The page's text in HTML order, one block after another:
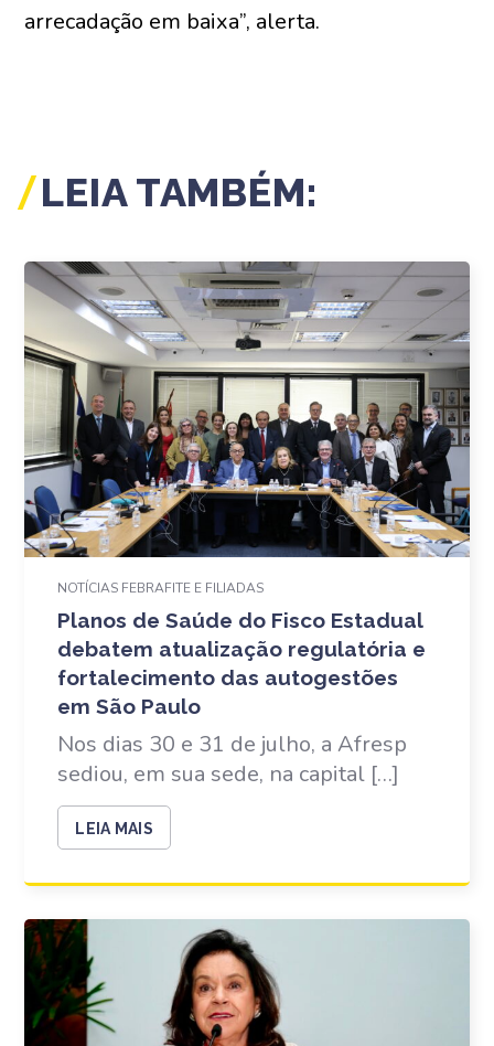
arrecadação em baixa”, alerta.
LEIA TAMBÉM:
NOTÍCIAS FEBRAFITE E FILIADAS
Planos de Saúde do Fisco Estadual
debatem atualização regulatória e
fortalecimento das autogestões
em São Paulo
Nos dias 30 e 31 de julho, a Afresp
sediou, em sua sede, na capital […]
LEIA MAIS